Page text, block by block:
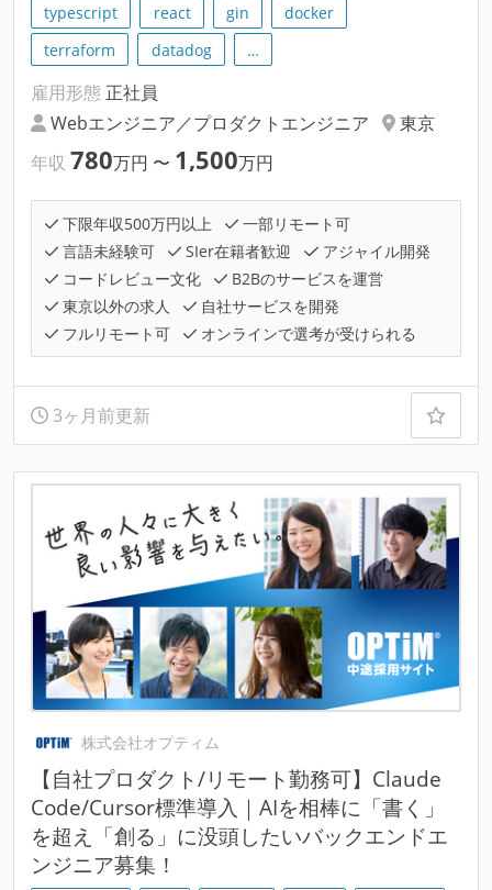
typescript react gin
docker
terraform
datadog …
雇用形態 正社員
Webエンジニア／プロダクトエンジニア
東京
年収 780万円 〜 1,500万円
下限年収500万円以上
一部リモート可
言語未経験可
SIer在籍者歓迎
アジャイル開発
コードレビュー文化
B2Bのサービスを運営
東京以外の求人
自社サービスを開発
フルリモート可
オンラインで選考が受けられる
3ヶ月前更新
株式会社オプティム
【自社プロダクト/リモート勤務可】Claude
Code/Cursor標準導入｜AIを相棒に「書く」
を超え「創る」に没頭したいバックエンドエ
ンジニア募集！